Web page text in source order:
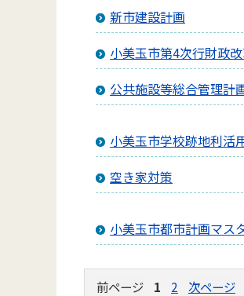
新市建設計画
小美玉市第4次行財政
公共施設等総合管理計
小美玉市学校跡地利活
空き家対策
小美玉市都市計画マス
前ページ 1 2 次ページ